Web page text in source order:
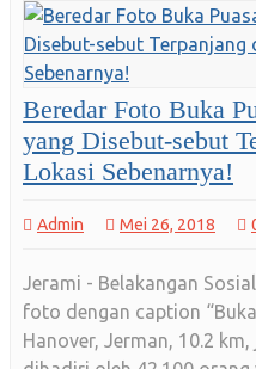
Beredar Foto Buka
yang Disebut-sebut
Lokasi Sebenarnya!
Admin Mei 26, 2018
Jerami - Belakangan
foto dengan caption
Hanover, Jerman, 10.2